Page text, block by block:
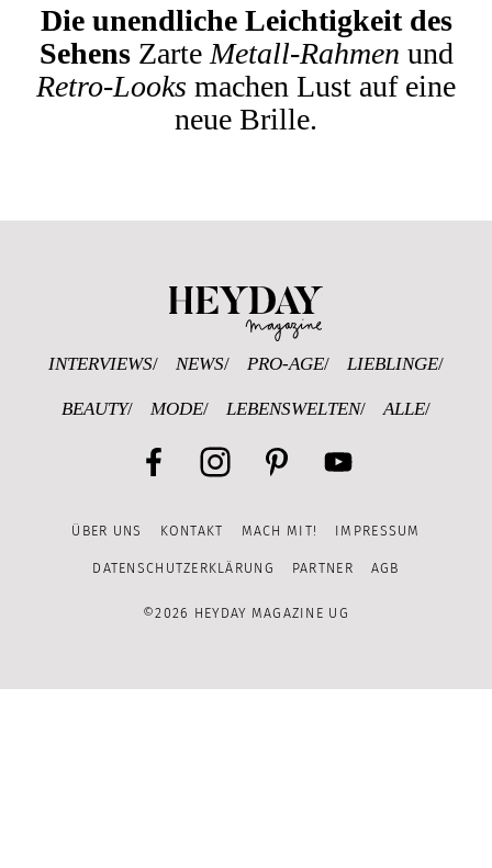
Die unendliche Leichtigkeit des
Sehens ZarteMetall-Rahmen und
Retro-Looks machen Lust auf eine
neue Brille.
INTERVIEWS NEWS PRO-AGE LIEBLINGE
BEAUTY MODE LEBENSWELTEN ALLE
Channel
ÜBER UNS KONTAKT MACH MIT! IMPRESSUM
DATENSCHUTZERKLÄRUNG PARTNER AGB
©2026 HEYDAY MAGAZINE UG